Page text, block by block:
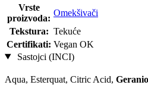
Vrste
proizvoda:
Omekšivači
Tekstura: Tekuće
Certifikati: Vegan OK
Sastojci (INCI)
Aqua, Esterquat, Citric Acid,